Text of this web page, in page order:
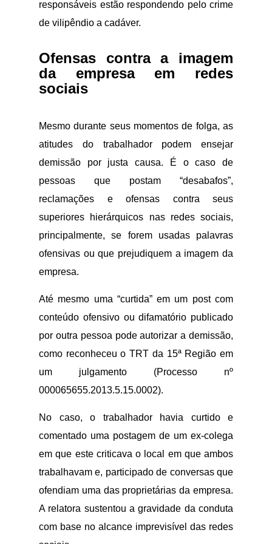
responsáveis estão respondendo pelo crime
de vilipêndio a cadáver.
Ofensas contra a imagem
da empresa em redes
sociais
Mesmo durante seus momentos de folga, as
atitudes do trabalhador podem ensejar
demissão por justa causa. É o caso de
pessoas que postam “desabafos”,
reclamações e ofensas contra seus
superiores hierárquicos nas redes sociais,
principalmente, se forem usadas palavras
ofensivas ou que prejudiquem a imagem da
empresa.
Até mesmo uma “curtida” em um post com
conteúdo ofensivo ou difamatório publicado
por outra pessoa pode autorizar a demissão,
como reconheceu o TRT da 15ª Região em
um julgamento (Processo nº
000065655.2013.5.15.0002).
No caso, o trabalhador havia curtido e
comentado uma postagem de um ex-colega
em que este criticava o local em que ambos
trabalhavam e, participado de conversas que
ofendiam uma das proprietárias da empresa.
A relatora sustentou a gravidade da conduta
com base no alcance imprevisível das redes